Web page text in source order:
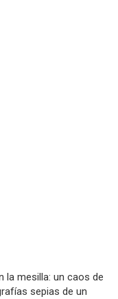
la mesilla: un caos de
sepias de un